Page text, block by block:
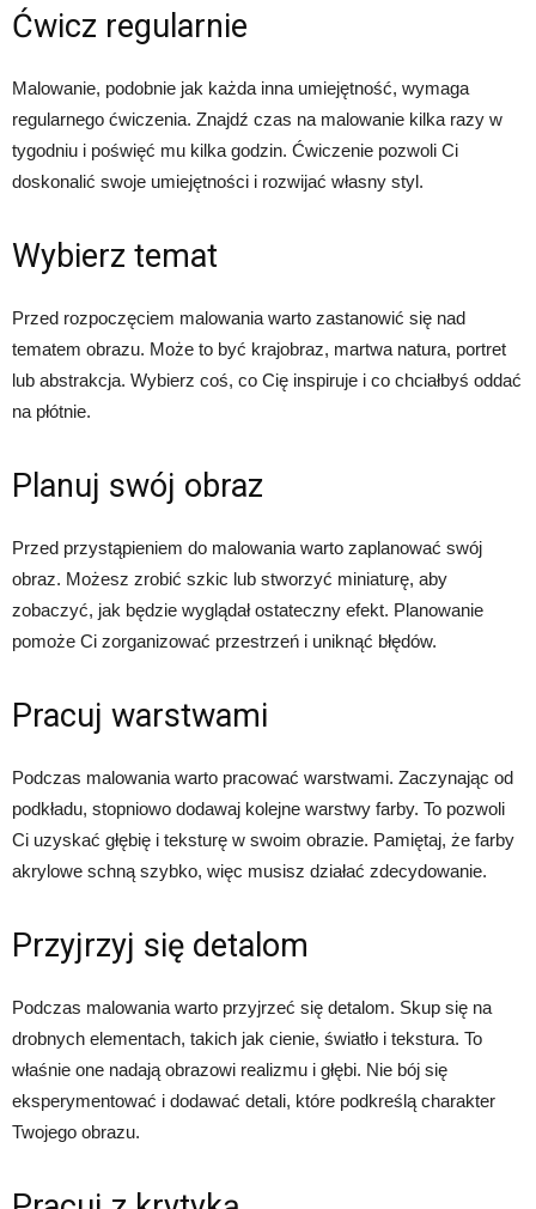
Ćwicz regularnie
Malowanie, podobnie jak każda inna umiejętność, wymaga
regularnego ćwiczenia. Znajdź czas na malowanie kilka razy w
tygodniu i poświęć mu kilka godzin. Ćwiczenie pozwoli Ci
doskonalić swoje umiejętności i rozwijać własny styl.
Wybierz temat
Przed rozpoczęciem malowania warto zastanowić się nad
tematem obrazu. Może to być krajobraz, martwa natura, portret
lub abstrakcja. Wybierz coś, co Cię inspiruje i co chciałbyś oddać
na płótnie.
Planuj swój obraz
Przed przystąpieniem do malowania warto zaplanować swój
obraz. Możesz zrobić szkic lub stworzyć miniaturę, aby
zobaczyć, jak będzie wyglądał ostateczny efekt. Planowanie
pomoże Ci zorganizować przestrzeń i uniknąć błędów.
Pracuj warstwami
Podczas malowania warto pracować warstwami. Zaczynając od
podkładu, stopniowo dodawaj kolejne warstwy farby. To pozwoli
Ci uzyskać głębię i teksturę w swoim obrazie. Pamiętaj, że farby
akrylowe schną szybko, więc musisz działać zdecydowanie.
Przyjrzyj się detalom
Podczas malowania warto przyjrzeć się detalom. Skup się na
drobnych elementach, takich jak cienie, światło i tekstura. To
właśnie one nadają obrazowi realizmu i głębi. Nie bój się
eksperymentować i dodawać detali, które podkreślą charakter
Twojego obrazu.